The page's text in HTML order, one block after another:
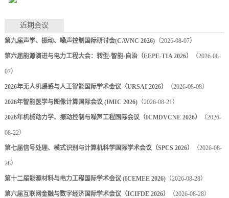
近期会议
第九届声学、振动、噪声控制国际研讨会(CAVNC 2026)（2026-08-07）
第六届能源演进与电力工程大会：转型·智能·自治（EEPE-TIA 2026） （2026-08-
07）
2026年无人机遥感与人工智能国际学术会议（URSAI 2026） （2026-08-08）
2026年智能医学与图像计算国际会议 (IMIC 2026)（2026-08-21）
2026年机械动力学、振动控制与噪声工程国际会议（ICMDVCNE 2026） （2026-
08-22）
第七届信号处理、模式识别与计算机科学国际学术会议（SPCS 2026） （2026-08-
28）
第十二届能源材料与电力工程国际学术会议 (ICEMEE 2026)（2026-08-28）
第六届互联网金融与数字经济国际学术会议（ICIFDE 2026） （2026-08-28）